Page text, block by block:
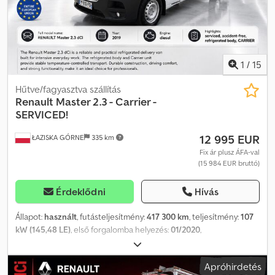
1 / 15
ŁAZISKA GÓRNE 335 km
Hűtve/fagyasztva szállítás
Renault Master 2.3 - Carrier -
SERVICED!
12 995 EUR
Fix ár plusz ÁFA-val
(15 984 EUR bruttó)
Érdeklődni Hívás
Állapot: használt, futásteljesítmény:417 300 km, teljesítmény:107
kW (145,48 LE) , első forgalomba helyezés:01/2020
, abroncs méret:
állapota:80 százalék, tengelyelrendezés:4x2, tengelytáv:3 700
mm , üzemanyag:dízel, üzemanyagtartály kapacitása:60 l, szín:
Apróhirdetés